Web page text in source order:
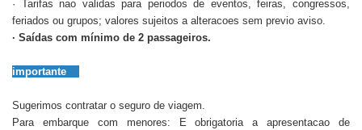
· Tarifas nao validas para periodos de eventos, feiras, congressos,
feriados ou grupos; valores sujeitos a alteracoes sem previo aviso.
· Saídas com mínimo de 2 passageiros.
importante
Sugerimos contratar o seguro de viagem.
Para embarque com menores: E obrigatoria a apresentacao de